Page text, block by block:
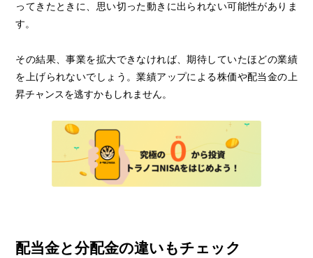
ってきたときに、思い切った動きに出られない可能性がありま
す。
その結果、事業を拡大できなければ、期待していたほどの業績
を上げられないでしょう。業績アップによる株価や配当金の上
昇チャンスを逃すかもしれません。
配当金と分配金の違いもチェック